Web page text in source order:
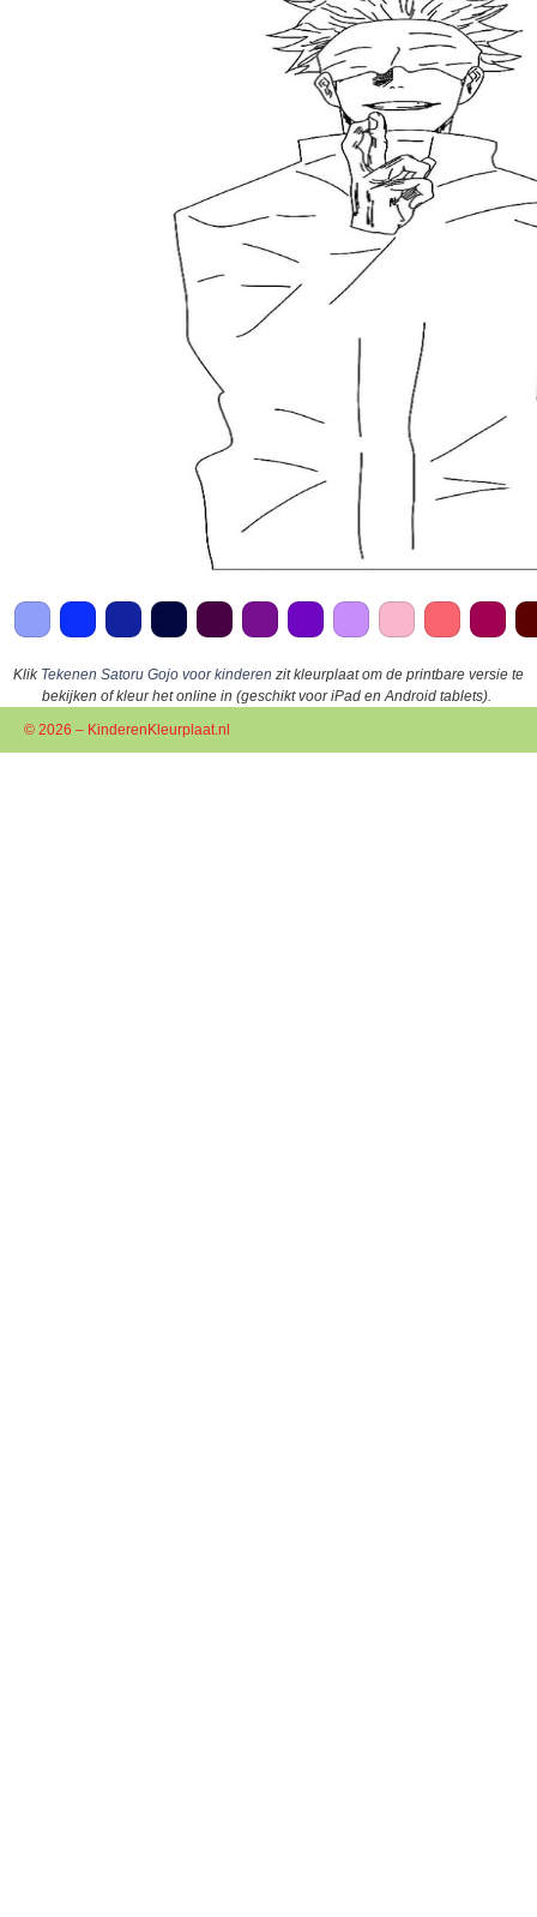
Klik Tekenen Satoru Gojo voor kinderen zit kleurplaat om de printbare versie te
bekijken of kleur het online in (geschikt voor iPad en Android tablets).
© 2026 – KinderenKleurplaat.nl